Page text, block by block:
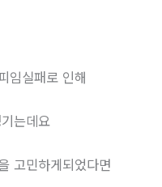
임실패로 인해
는데요
고민하게되었다면